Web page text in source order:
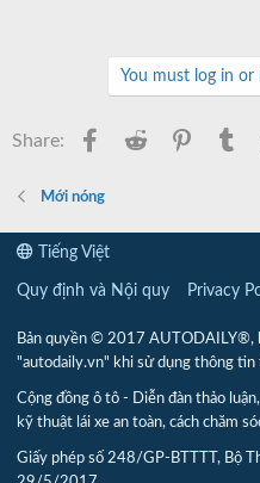
You must log in or
Share: Facebook
Reddit
Mới nóng
Tiếng Việt
Quy định và Nội quy Privacy
Bản quyền © 2017 AUTODAILY®,
"autodaily.vn" khi sử dụng thông
Cộng đồng ô tô - Diễn đàn thảo
kỹ thuật lái xe an toàn, cách chăm
Giấy phép số 248/GP-BTTTT, Bộ